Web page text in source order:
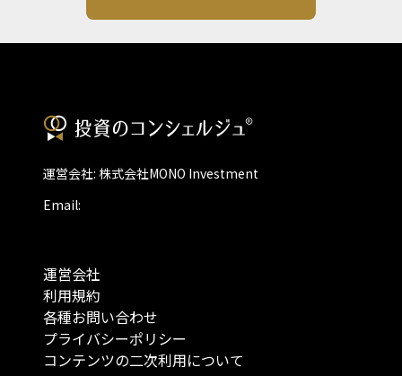
運営会社: 株式会社MONO Investment
Email:
運営会社
利用規約
各種お問い合わせ
プライバシーポリシー
コンテンツの二次利用について